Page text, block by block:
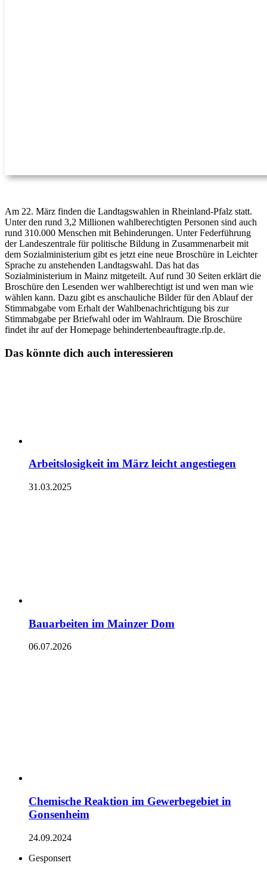
Am 22. März finden die Landtagswahlen in Rheinland-Pfalz statt.
Unter den rund 3,2 Millionen wahlberechtigten Personen sind auch
rund 310.000 Menschen mit Behinderungen. Unter Federführung
der Landeszentrale für politische Bildung in Zusammenarbeit mit
dem Sozialministerium gibt es jetzt eine neue Broschüre in Leichter
Sprache zu anstehenden Landtagswahl. Das hat das
Sozialministerium in Mainz mitgeteilt. Auf rund 30 Seiten erklärt die
Broschüre den Lesenden wer wahlberechtigt ist und wen man wie
wählen kann. Dazu gibt es anschauliche Bilder für den Ablauf der
Stimmabgabe vom Erhalt der Wahlbenachrichtigung bis zur
Stimmabgabe per Briefwahl oder im Wahlraum. Die Broschüre
findet ihr auf der Homepage behindertenbeauftragte.rlp.de.
Das könnte dich auch interessieren
Arbeitslosigkeit im März leicht angestiegen
31.03.2025
Bauarbeiten im Mainzer Dom
06.07.2026
Chemische Reaktion im Gewerbegebiet in
Gonsenheim
24.09.2024
Gesponsert